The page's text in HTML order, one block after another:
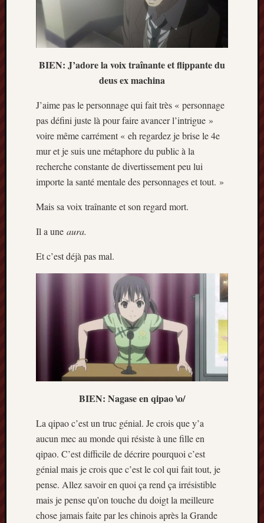
BIEN: J’adore la voix traînante et flippante du
deus ex machina
J’aime pas le personnage qui fait très « personnage
pas défini juste là pour faire avancer l’intrigue »
voire même carrément « eh regardez je brise le 4e
mur et je suis une métaphore du public à la
recherche constante de divertissement peu lui
importe la santé mentale des personnages et tout. »
Mais sa voix traînante et son regard mort.
Il a une aura.
Et c’est déjà pas mal.
BIEN: Nagase en qipao \o/
La qipao c’est un truc génial. Je crois que y’a
aucun mec au monde qui résiste à une fille en
qipao. C’est difficile de décrire pourquoi c’est
génial mais je crois que c’est le col qui fait tout, je
pense. Allez savoir en quoi ça rend ça irrésistible
mais je pense qu’on touche du doigt la meilleure
chose jamais faite par les chinois après la Grande